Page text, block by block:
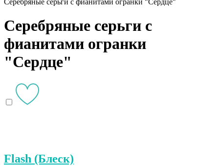
Серебряные серьги с фианитами огранки "Сердце"
Серебряные серьги с
фианитами огранки
"Сердце"
Flash (Блеск)